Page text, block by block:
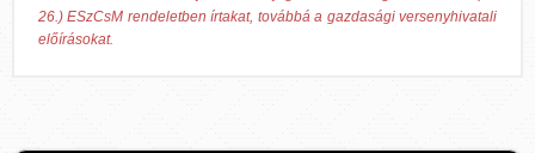
26.) ESzCsM rendeletben írtakat, továbbá a gazdasági versenyhivatali
előírásokat.